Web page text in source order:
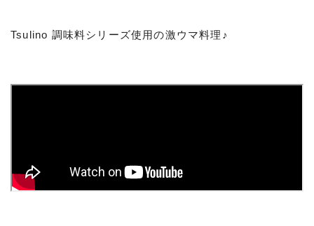
Tsulino 調味料シリーズ使用の激ウマ料理♪